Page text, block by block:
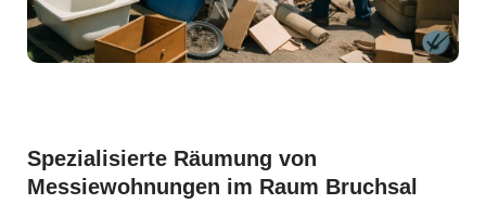
Spezialisierte Räumung von
Messiewohnungen im Raum Bruchsal